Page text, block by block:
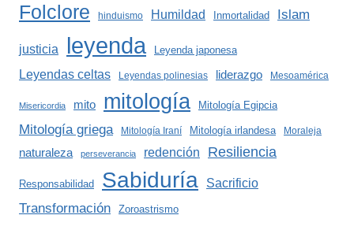
Folclore hinduismo Humildad Inmortalidad Islam
justicia leyenda Leyenda japonesa
Leyendas celtas Leyendas polinesias liderazgo Mesoamérica
Misericordia mito mitología Mitología Egipcia
Mitología griega Mitología Iraní Mitología irlandesa Moraleja
naturaleza perseverancia redención Resiliencia
Responsabilidad Sabiduría Sacrificio
Transformación Zoroastrismo